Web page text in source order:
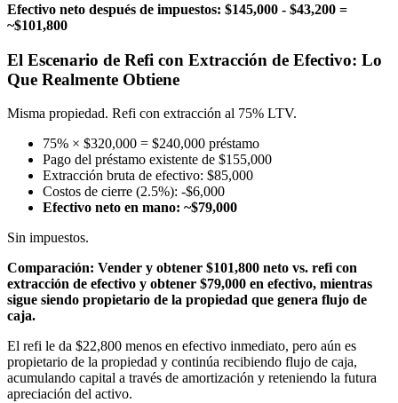
Efectivo neto después de impuestos: $145,000 - $43,200 =
~$101,800
El Escenario de Refi con Extracción de Efectivo: Lo
Que Realmente Obtiene
Misma propiedad. Refi con extracción al 75% LTV.
75% × $320,000 = $240,000 préstamo
Pago del préstamo existente de $155,000
Extracción bruta de efectivo: $85,000
Costos de cierre (2.5%): -$6,000
Efectivo neto en mano: ~$79,000
Sin impuestos.
Comparación: Vender y obtener $101,800 neto vs. refi con
extracción de efectivo y obtener $79,000 en efectivo, mientras
sigue siendo propietario de la propiedad que genera flujo de
caja.
El refi le da $22,800 menos en efectivo inmediato, pero aún es
propietario de la propiedad y continúa recibiendo flujo de caja,
acumulando capital a través de amortización y reteniendo la futura
apreciación del activo.